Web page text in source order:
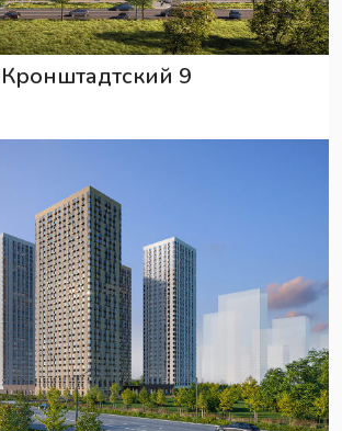
Кронштадтский 9